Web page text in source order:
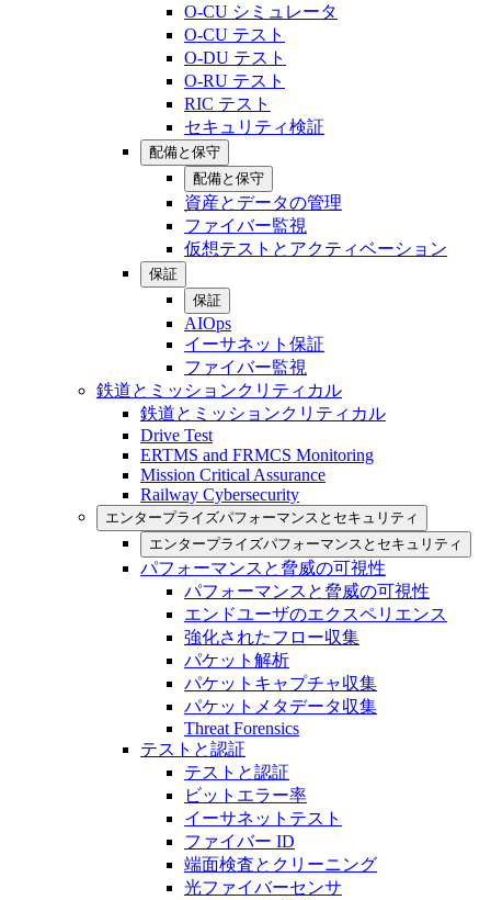
O-CU シミュレータ
O-CU テスト
O-DU テスト
O-RU テスト
RIC テスト
セキュリティ検証
配備と保守
配備と保守
資産とデータの管理
ファイバー監視
仮想テストとアクティベーション
保証
保証
AIOps
イーサネット保証
ファイバー監視
鉄道とミッションクリティカル
鉄道とミッションクリティカル
Drive Test
ERTMS and FRMCS Monitoring
Mission Critical Assurance
Railway Cybersecurity
エンタープライズパフォーマンスとセキュリティ
エンタープライズパフォーマンスとセキュリティ
パフォーマンスと脅威の可視性
パフォーマンスと脅威の可視性
エンドユーザのエクスペリエンス
強化されたフロー収集
パケット解析
パケットキャプチャ収集
パケットメタデータ収集
Threat Forensics
テストと認証
テストと認証
ビットエラー率
イーサネットテスト
ファイバー ID
端面検査とクリーニング
光ファイバーセンサ